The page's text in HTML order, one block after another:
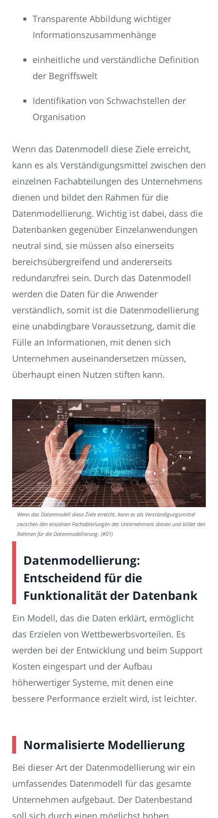
Transparente Abbildung wichtiger
Informationszusammenhänge
einheitliche und verständliche Definition
der Begriffswelt
Identifikation von Schwachstellen der
Organisation
Wenn das Datenmodell diese Ziele erreicht,
kann es als Verständigungsmittel zwischen den
einzelnen Fachabteilungen des Unternehmens
dienen und bildet den Rahmen für die
Datenmodellierung. Wichtig ist dabei, dass die
Datenbanken gegenüber Einzelanwendungen
neutral sind, sie müssen also einerseits
bereichsübergreifend und andererseits
redundanzfrei sein. Durch das Datenmodell
werden die Daten für die Anwender
verständlich, somit ist die Datenmodellierung
eine unabdingbare Voraussetzung, damit die
Fülle an Informationen, mit denen sich
Unternehmen auseinandersetzen müssen,
überhaupt einen Nutzen stiften kann.
Wenn das Datenmodell diese Ziele erreicht, kann es als Verständigungsmittel
zwischen den einzelnen Fachabteilungen des Unternehmens dienen und bildet den
Rahmen für die Datenmodellierung. (#01)
Datenmodellierung:
Entscheidend für die
Funktionalität der Datenbank
Ein Modell, das die Daten erklärt, ermöglicht
das Erzielen von Wettbewerbsvorteilen. Es
werden bei der Entwicklung und beim Support
Kosten eingespart und der Aufbau
höherwertiger Systeme, mit denen eine
bessere Performance erzielt wird, ist leichter.
Normalisierte Modellierung
Bei dieser Art der Datenmodellierung wir ein
umfassendes Datenmodell für das gesamte
Unternehmen aufgebaut. Der Datenbestand